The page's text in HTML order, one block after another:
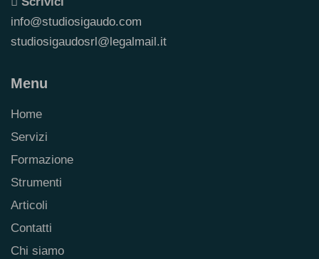
info@studiosigaudo.com
studiosigaudosrl@legalmail.it
Menu
Home
Servizi
Formazione
Strumenti
Articoli
Contatti
Chi siamo